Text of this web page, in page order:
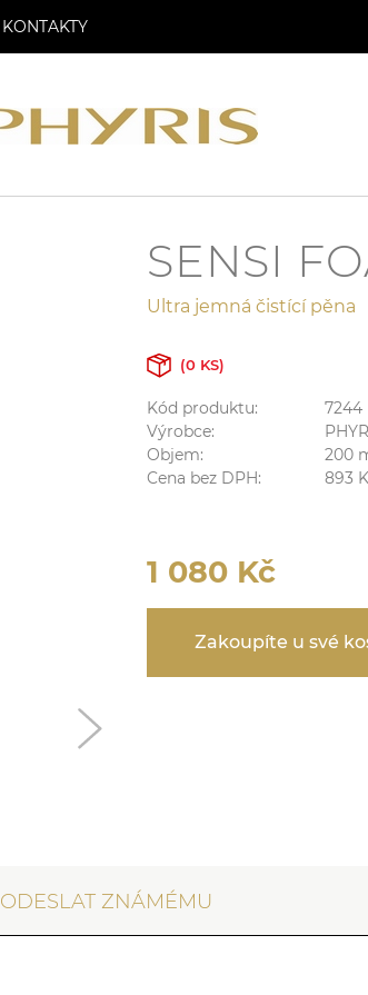
KONTAKTY
SENSI
Ultra jemná čistící pěna
(0 KS)
Kód produktu:
7244
Výrobce:
Objem:
200
Cena bez DPH:
893
1 080 Kč
Zakoupíte u své
ODESLAT ZNÁMÉMU